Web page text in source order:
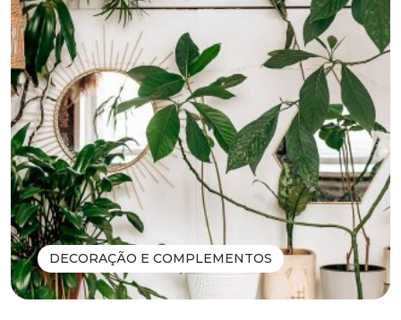
DECORAÇÃO E COMPLEMENTOS